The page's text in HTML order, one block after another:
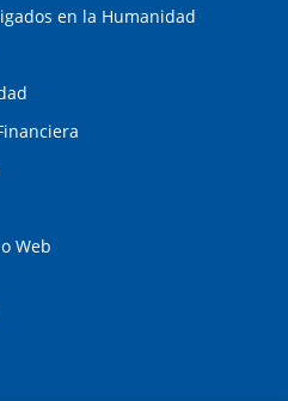
en la Humanidad
Web